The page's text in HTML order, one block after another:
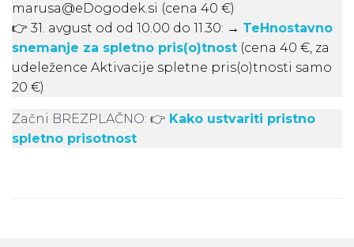
marusa@eDogodek.si (cena 40 €)
👉 31. avgust od od 10.00 do 11.30: → TeHnostavno
snemanje za spletno pris(o)tnost (cena 40 €, za
udeležence Aktivacije spletne pris(o)tnosti samo
20 €)
Začni BREZPLAČNO: 👉 Kako ustvariti pristno
spletno prisotnost